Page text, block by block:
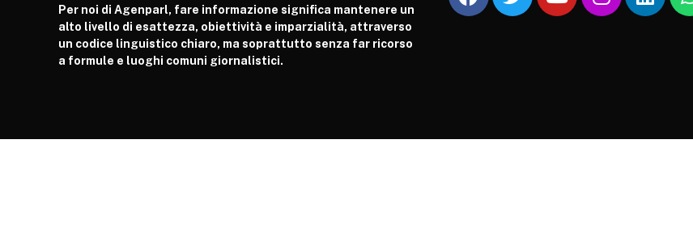
Per noi di Agenparl, fare informazione significa mantenere un
alto livello di esattezza, obiettività e imparzialità, attraverso
un codice linguistico chiaro, ma soprattutto senza far ricorso
a formule e luoghi comuni giornalistici.